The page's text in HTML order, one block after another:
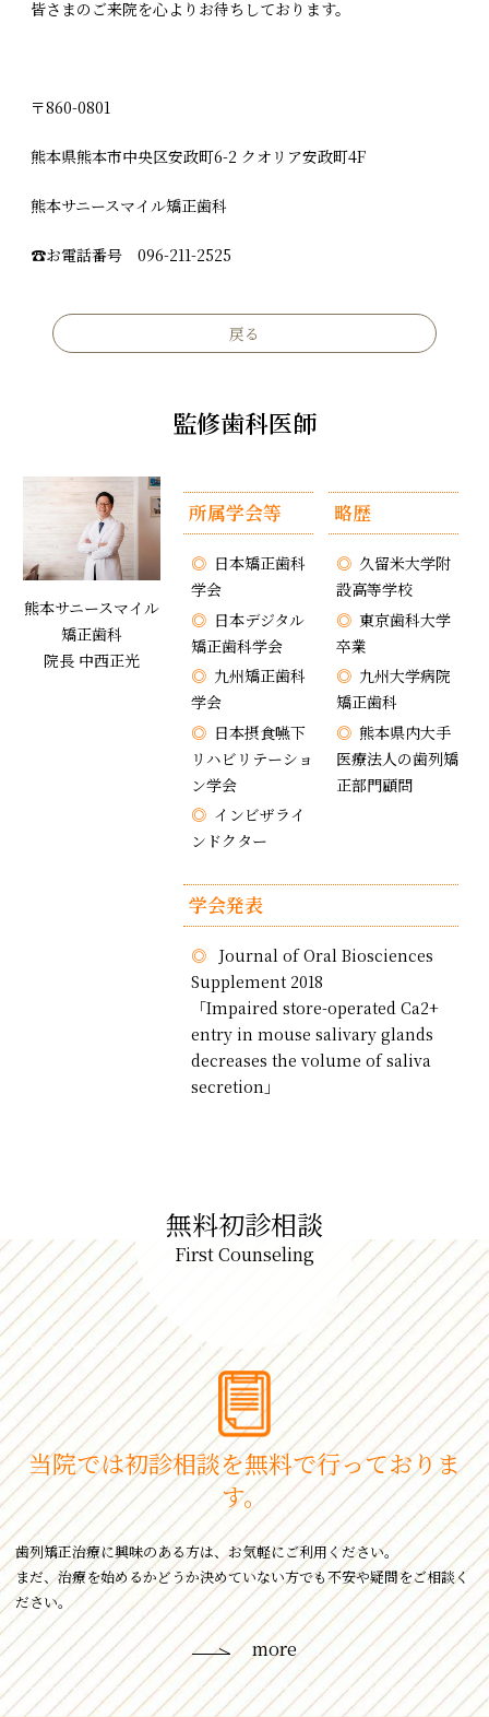
皆さまのご来院を心よりお待ちしております。
〒860-0801
熊本県熊本市中央区安政町6-2 クオリア安政町4F
熊本サニースマイル矯正歯科
☎︎お電話番号 096-211-2525
戻る
監修歯科医師
熊本サニースマイル
矯正歯科
院長 中西正光
所属学会等
日本矯正歯科
学会
日本デジタル
矯正歯科学会
九州矯正歯科
学会
日本摂食嚥下
リハビリテーショ
ン学会
インビザライ
ンドクター
略歴
久留米大学附
設高等学校
東京歯科大学
卒業
九州大学病院
矯正歯科
熊本県内大手
医療法人の歯列矯
正部門顧問
学会発表
Journal of Oral Biosciences
Supplement 2018
「Impaired store-operated Ca2+
entry in mouse salivary glands
decreases the volume of saliva
secretion」
無料初診相談
First Counseling
当院では初診相談を無料で⾏っておりま
す。
⻭列矯正治療に興味のある⽅は、お気軽にご利⽤ください。
まだ、治療を始めるかどうか決めていない⽅でも不安や疑問をご相談く
ださい。
more